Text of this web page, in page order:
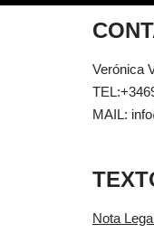
Verónica
MAIL:
Nota